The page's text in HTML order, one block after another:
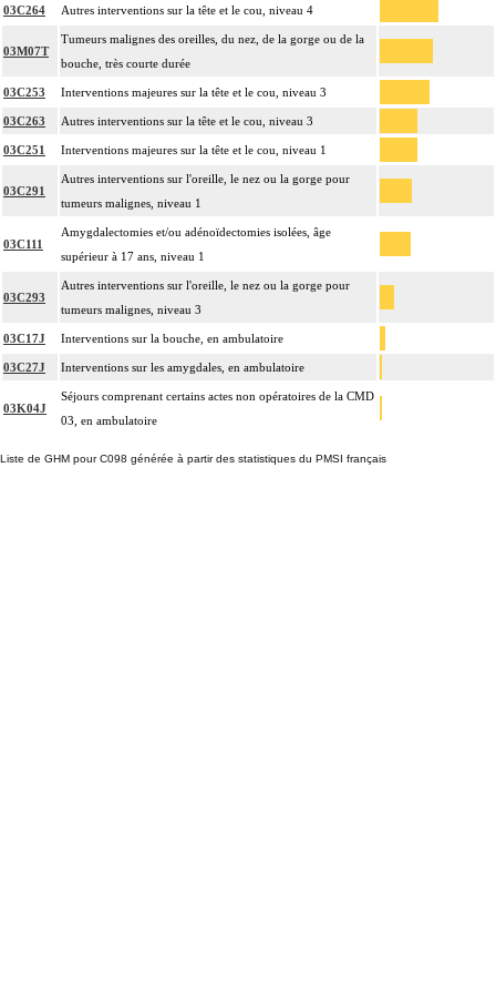
03C264 Autres interventions sur la tête et le cou, niveau 4
03M07T
Tumeurs malignes des oreilles, du nez, de la gorge ou de la
bouche, très courte durée
03C253 Interventions majeures sur la tête et le cou, niveau 3
03C263 Autres interventions sur la tête et le cou, niveau 3
03C251 Interventions majeures sur la tête et le cou, niveau 1
03C291
Autres interventions sur l'oreille, le nez ou la gorge pour
tumeurs malignes, niveau 1
03C111
Amygdalectomies et/ou adénoïdectomies isolées, âge
supérieur à 17 ans, niveau 1
03C293
Autres interventions sur l'oreille, le nez ou la gorge pour
tumeurs malignes, niveau 3
03C17J Interventions sur la bouche, en ambulatoire
03C27J Interventions sur les amygdales, en ambulatoire
03K04J
Séjours comprenant certains actes non opératoires de la CMD
03, en ambulatoire
Liste de GHM pour C098 générée à partir des statistiques du PMSI français